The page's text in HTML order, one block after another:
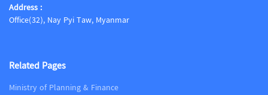
Address :
Office(32), Nay Pyi Taw, Myanmar
Related Pages
Ministry of Planning & Finance